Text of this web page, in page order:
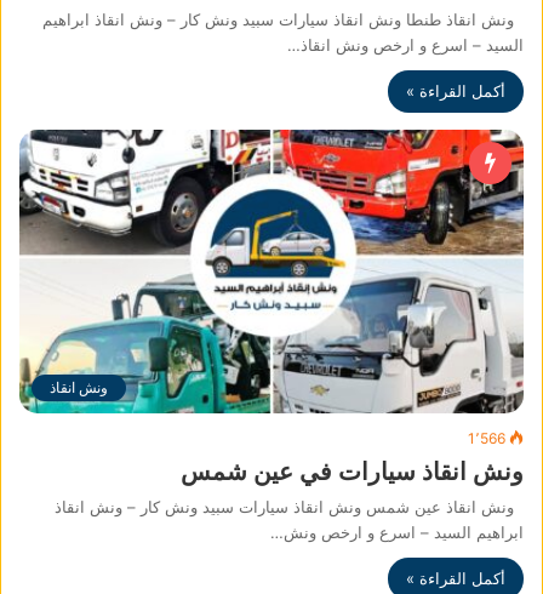
ونش انقاذ طنطا ونش انقاذ سيارات سبيد ونش كار – ونش انقاذ ابراهيم
السيد – اسرع و ارخص ونش انقاذ…
أكمل القراءة »
ونش انقاذ
1٬566
ونش انقاذ سيارات في عين شمس
ونش انقاذ عين شمس ونش انقاذ سيارات سبيد ونش كار – ونش انقاذ
ابراهيم السيد – اسرع و ارخص ونش…
أكمل القراءة »